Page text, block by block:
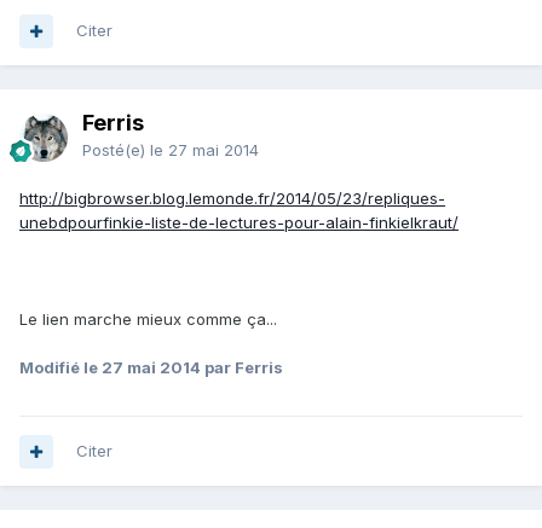
Citer
Ferris
Posté(e) le 27 mai 2014
http://bigbrowser.blog.lemonde.fr/2014/05/23/repliques-
unebdpourfinkie-liste-de-lectures-pour-alain-finkielkraut/
Le lien marche mieux comme ça...
Modifié le 27 mai 2014 par Ferris
Citer